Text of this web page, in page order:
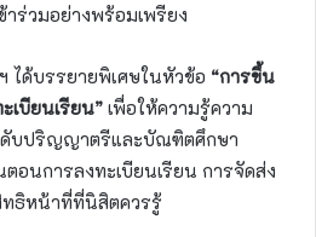
ร่วมอย่างพร้อมเพรียง
ได้บรรยายพิเศษในหัวข้อ “การขึ้น
เบียนเรียน” เพื่อให้ความรู้ความ
ดับปริญญาตรีและบัณฑิตศึกษา
อนการลงทะเบียนเรียน การจัดส่ง
ทธิหน้าที่ที่นิสิตควรรู้